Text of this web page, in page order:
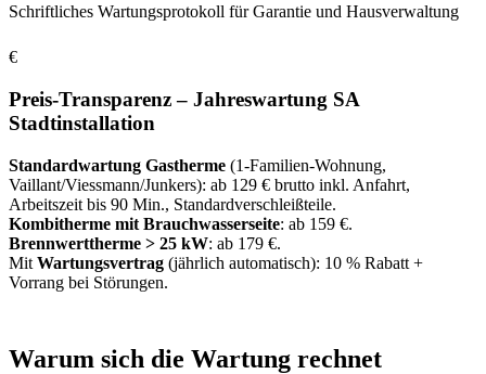
Schriftliches Wartungsprotokoll für Garantie und Hausverwaltung
€
Preis-Transparenz – Jahreswartung SA
Stadtinstallation
Standardwartung Gastherme (1-Familien-Wohnung,
Vaillant/Viessmann/Junkers): ab 129 € brutto inkl. Anfahrt,
Arbeitszeit bis 90 Min., Standardverschleißteile.
Kombitherme mit Brauchwasserseite: ab 159 €.
Brennwerttherme > 25 kW: ab 179 €.
Mit Wartungsvertrag (jährlich automatisch): 10 % Rabatt +
Vorrang bei Störungen.
Warum sich die Wartung rechnet